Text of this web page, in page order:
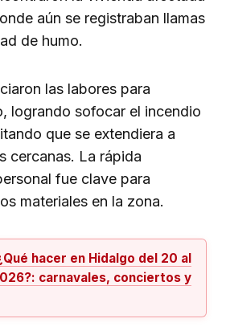
aún se registraban llamas
de humo.
las labores para
logrando sofocar el incendio
que se extendiera a
cercanas. La rápida
fue clave para
materiales en la zona.
hacer en Hidalgo del 20 al
carnavales, conciertos y